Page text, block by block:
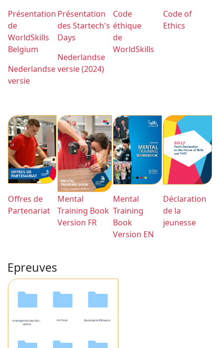
Présentation
de
WorldSkills
Belgium
Nederlandse
versie
Présentation
des Startech's
Days
Nederlandse
versie (2024)
Code
éthique
de
WorldSkills
Code of
Ethics
Offres de
Partenariat
Mental
Training Book
Version FR
Mental
Training
Book
Version EN
Déclaration
de la
jeunesse
Epreuves